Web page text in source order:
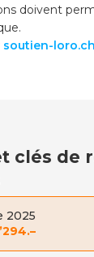
doivent
soutien-loro.ch
clés de
2025